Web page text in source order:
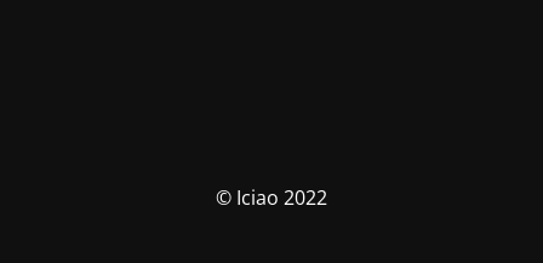
© Iciao 2022